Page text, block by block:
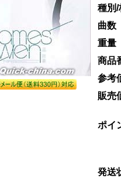
種別/
曲数
重量
商品
参考
販売
ポイ
発送